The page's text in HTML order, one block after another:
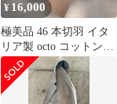
¥ 16,000
極美品 46 本切羽 イタ
リア製 octo コットンス
トレッチ セットアップ